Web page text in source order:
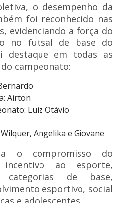
o desempenho da
foi reconhecido nas
evidenciando a força do
no futsal de base do
destaque em todas as
campeonato:
Airton
Luiz Otávio
Angelika e Giovane
o compromisso do
ao esporte,
categorias de base,
esportivo, social
e adolescentes.